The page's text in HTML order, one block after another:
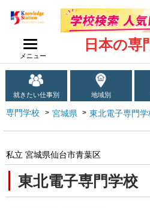
メニュー
日本の専
就きたい仕事別 地域別
専門学校 宮城県 東北電子専門学
東北電子専門学校
私立 宮城県仙台市青葉区